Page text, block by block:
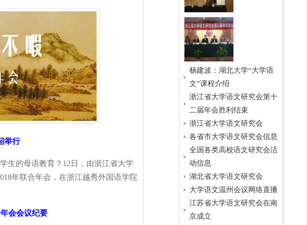
举行
的母语教育？12日，由浙江省大学
年联合年会，在浙江越秀外国语学院
会会议纪要
杨建波：湖北大学“大学语
文”课程介绍
浙江省大学语文研究会第十
二届年会胜利结束
浙江省大学语文研究会
各省市大学语文研究会信息
全国各类高校语文研究会活
动信息
湖北省大学语文研究会
大学语文温州会议网络直播
江苏省大学语文研究会在南
京成立